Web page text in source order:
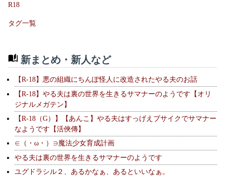
R18
タグ一覧
新まとめ・新人など
【R-18】悪の組織にちんぽ怪人に改造されたやる夫のお話
【R-18】やる夫は裏の世界を生きるサマナーのようです【オリ
ジナルメガテン】
【R-18（G）】【あんこ】やる夫はすっげえブサイクでサマナー
なようです【活俠傳】
∈（・ω・）∋魔法少女育成計画
やる夫は裏の世界を生きるサマナーのようです
ユグドラシル２、あるかなぁ、あるといいなぁ。